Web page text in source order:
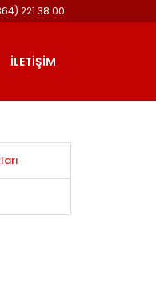
221 38 00
İLETİŞİM